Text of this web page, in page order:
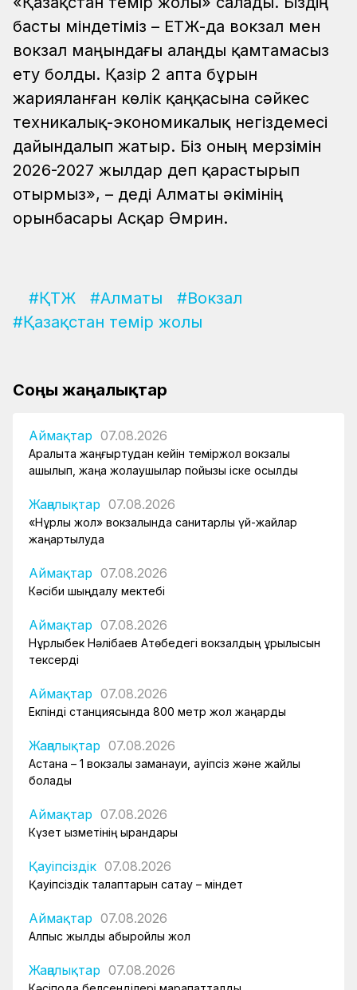
басты міндетіміз – ЕТЖ-да вокзал мен
вокзал маңындағы алаңды қамтамасыз
ету болды. Қазір 2 апта бұрын
жарияланған көлік қаңқасына сәйкес
техникалық-экономикалық негіздемесі
дайындалып жатыр. Біз оның мерзімін
2026-2027 жылдар деп қарастырып
отырмыз», – деді Алматы әкімінің
орынбасары Асқар Әмрин.
#ҚТЖ #Алматы
#Вокзал
#Қазақстан темір жолы
Соңғы жаңалықтар
Аймақтар 07.08.2026
Арқалықта жаңғыртудан кейін теміржол вокзалы
ашылып, жаңа жолаушылар пойызы іске қосылды
Жаңалықтар 07.08.2026
«Нұрлы жол» вокзалында санитарлық үй-жайлар
жаңартылуда
Аймақтар 07.08.2026
Кәсіби шыңдалу мектебі
Аймақтар 07.08.2026
Нұрлыбек Нәлібаев Ақтөбедегі вокзалдың құрылысын
тексерді
Аймақтар 07.08.2026
Екпінді станциясында 800 метр жол жаңарды
Жаңалықтар 07.08.2026
Астана – 1 вокзалы заманауи, қауіпсіз және жайлы
болады
Аймақтар 07.08.2026
Күзет қызметінің қырандары
Қауіпсіздік 07.08.2026
Қауіпсіздік талаптарын сақтау – міндет
Аймақтар 07.08.2026
Алпыс жылдық абыройлы жол
Жаңалықтар 07.08.2026